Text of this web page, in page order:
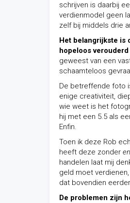
schrijven is daarbij
verdienmodel geen
zelf bij middels drie
Het belangrijkste is
hopeloos verouderd
geweest van een
schaamteloos
De betreffende foto
enige creativiteit,
wie weet is het
hij met een 5.5 als
Enfin.
Toen ik deze Rob
heeft deze zonder
handelen laat mij
geld moet
dat bovendien
De problemen zijn